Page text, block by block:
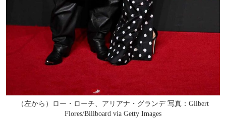
（左から）ロー・ローチ、アリアナ・グランデ 写真：Gilbert
Flores/Billboard via Getty Images